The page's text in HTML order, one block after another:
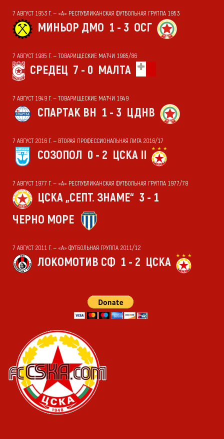
7 АВГУСТ 1953 Г. — «А» РЕСПУБЛИКАНСКАЯ ФУТБОЛЬНАЯ ГРУППА 1953
МИНЬОР ДМО 1 - 3 ОСГ
7 АВГУСТ 1985 Г. — ТОВАРИЩЕСКИЕ МАТЧИ 1985/86
СРЕДЕЦ 7 - 0 МАЛТА
7 АВГУСТ 1949 Г. — ТОВАРИЩЕСКИЕ МАТЧИ 1949
СПАРТАК ВН 1 - 3 ЦДНВ
7 АВГУСТ 2016 Г. — ВТОРАЯ ПРОФЕССИОНАЛЬНАЯ ЛИГА 2016/17
СОЗОПОЛ 0 - 2 ЦСКА II
7 АВГУСТ 1977 Г. — «А» РЕСПУБЛИКАНСКАЯ ФУТБОЛЬНАЯ ГРУППА 1977/78
ЦСКА „СЕПТ. ЗНАМЕ“ 3 - 1
ЧЕРНО МОРЕ
7 АВГУСТ 2011 Г. — «А» ФУТБОЛЬНАЯ ГРУППА 2011/12
ЛОКОМОТИВ СФ 1 - 2 ЦСКА